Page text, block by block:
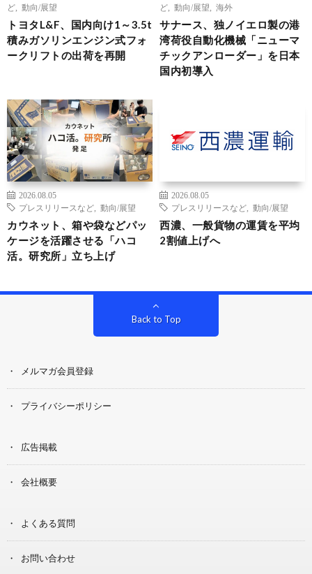
ど
動向/展望
トヨタL&F、国内向け1～3.5t
積みガソリンエンジン式フォ
ークリフトの出荷を再開
ど
動向/展望 海外
サナース、独ノイエロ製の港
湾荷役自動化機械「ニューマ
チックアンローダー」を日本
国内初導入
2026.08.05
プレスリリースなど
動向/展望
カウネット、箱や袋などパッ
ケージを活躍させる「ハコ
活。研究所」立ち上げ
2026.08.05
プレスリリースなど
動向/展望
西濃、一般貨物の運賃を平均
2割値上げへ
Back to Top
メルマガ会員登録
プライバシーポリシー
広告掲載
会社概要
よくある質問
お問い合わせ